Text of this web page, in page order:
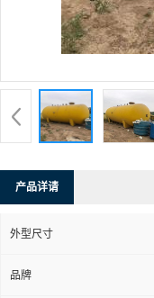
产品详请
外型尺寸
品牌